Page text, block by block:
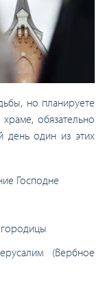
но планируете
обязательно
день один из этих
Господне
(Вербное